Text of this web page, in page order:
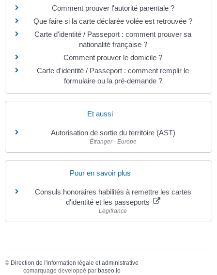
Comment prouver l'autorité parentale ?
Que faire si la carte déclarée volée est retrouvée ?
Carte d'identité / Passeport : comment prouver sa
nationalité française ?
Comment prouver le domicile ?
Carte d'identité / Passeport : comment remplir le
formulaire ou la pré-demande ?
Et aussi
Autorisation de sortie du territoire (AST)
Étranger - Europe
Pour en savoir plus
Consuls honoraires habilités à remettre les cartes
d'identité et les passeports
Legifrance
© Direction de l'information légale et administrative
comarquage developpé par baseo.io